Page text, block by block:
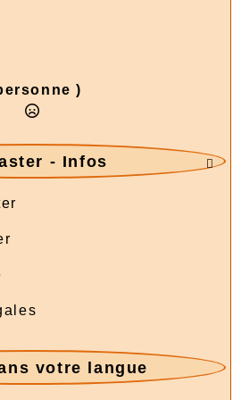
)

- Infos
votre langue